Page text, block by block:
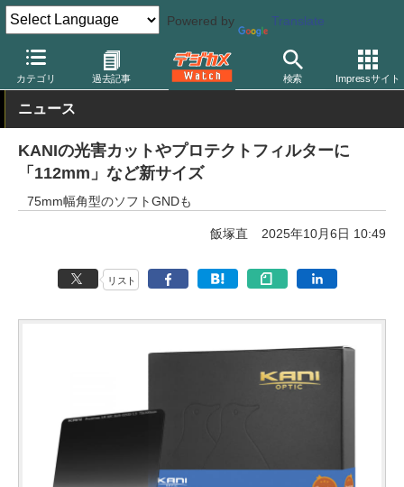
Powered by Translate
カテゴリ 過去記事 検索 Impressサイト
デジカメ Watch レンズ レンズフィルター カニ
ニュース
KANIの光害カットやプロテクトフィルターに
「112mm」など新サイズ
75mm幅角型のソフトGNDも
飯塚直 2025年10月6日 10:49
リスト